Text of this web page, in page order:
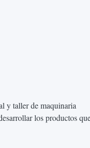
y taller de maquinaria
los productos